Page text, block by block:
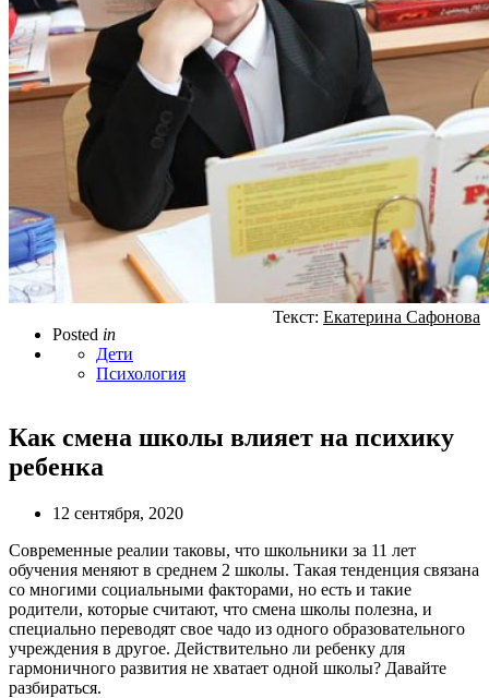
Posted in
Дети
Психология
Текст: Екатерина Сафонова
Как смена школы влияет на психику
ребенка
12 сентября, 2020
Современные реалии таковы, что школьники за 11 лет
обучения меняют в среднем 2 школы. Такая тенденция связана
со многими социальными факторами, но есть и такие
родители, которые считают, что смена школы полезна, и
специально переводят свое чадо из одного образовательного
учреждения в другое. Действительно ли ребенку для
гармоничного развития не хватает одной школы? Давайте
разбираться.